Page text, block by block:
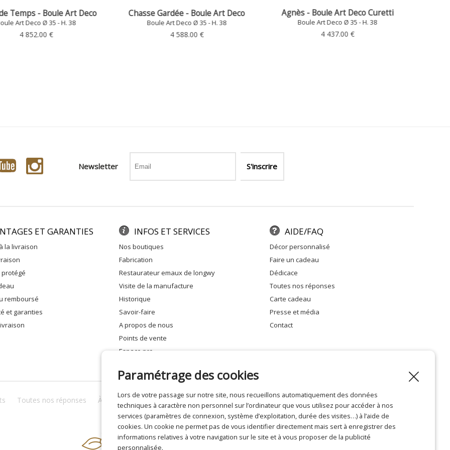
Gardée - Boule Art Deco
Art Deco Ø 35 - H. 38
4 588.00 €
Agnès - Boule Art Deco Curetti
Boule Art Deco Ø 35 - H. 38
4 437.00 €
Extravaganza - Boule Art Deco
Boule Art Deco Ø 35 - H. 38
5 554.00 €
Newsletter
ET GARANTIES
la livraison
protégé
remboursé
et garanties
INFOS ET SERVICES
nos boutiques
fabrication
restaurateur emaux de longwy
visite de la manufacture
historique
savoir-faire
a propos de nous
points de vente
espace pro
AIDE/FAQ
décor personnalisé
faire un cadeau
dédicace
toutes nos réponses
carte cadeau
presse et média
contact
Toutes nos réponses À propos de nous Confidentialité Mentions légales
Paramétrage des cookies
Lors de votre passage sur notre site, nous recueillons automatiquement des données
techniques à caractère non personnel sur l’ordinateur que vous utilisez pour accéder à nos
services (paramètres de connexion, système d’exploitation, durée des visites…) à l’aide de
cookies. Un cookie ne permet pas de vous identifier directement mais sert à enregistrer des
informations relatives à votre navigation sur le site et à vous proposer de la publicité
personnalisée.